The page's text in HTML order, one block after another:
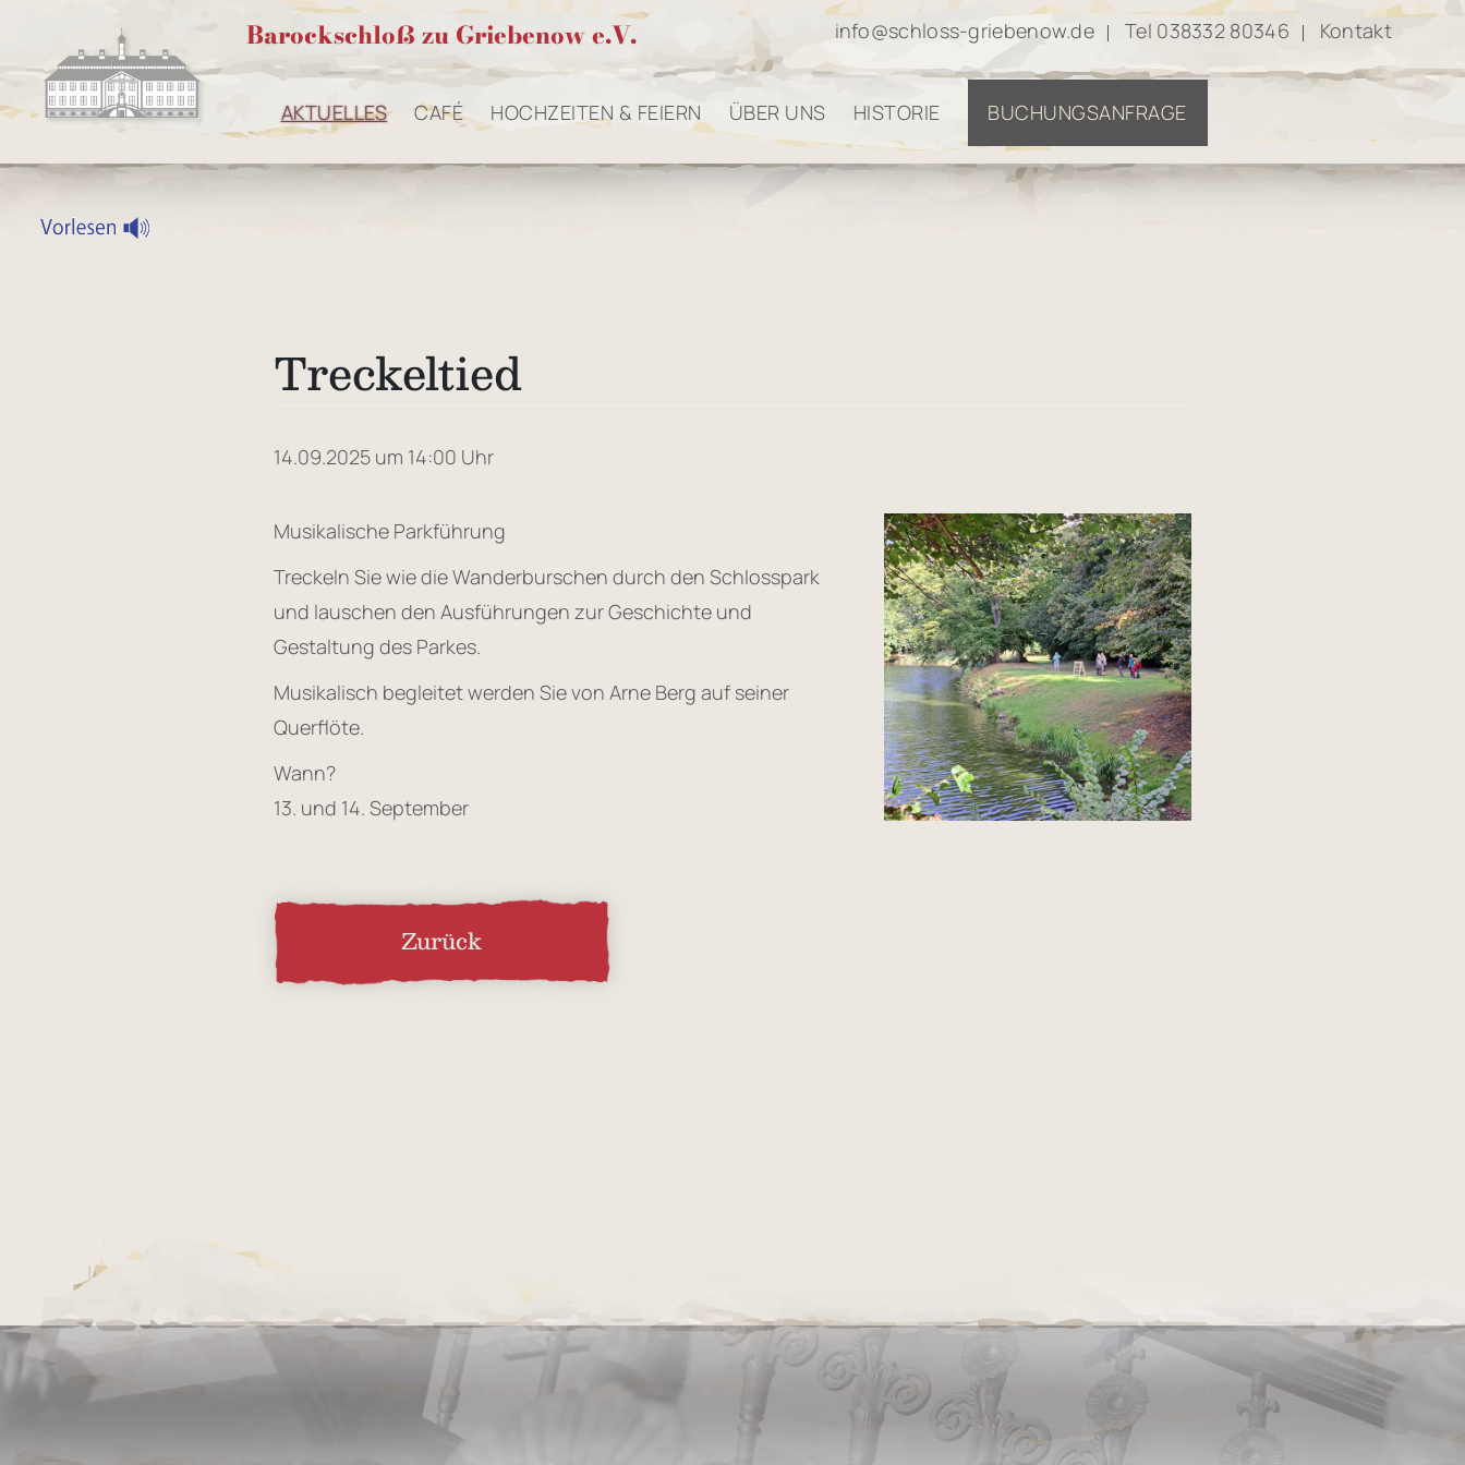
Barockschloß zu Griebenow e.V. info@schloss-griebenow.de Tel 038332 80346 Kontakt
AKTUELLES CAFÉ HOCHZEITEN & FEIERN ÜBER UNS HISTORIE BUCHUNGSANFRAGE
Treckeltied
14.09.2025 um 14:00 Uhr
Musikalische Parkführung
Treckeln Sie wie die Wanderburschen durch den Schlosspark
und lauschen den Ausführungen zur Geschichte und
Gestaltung des Parkes.
Musikalisch begleitet werden Sie von Arne Berg auf seiner
Querflöte.
Wann?
13. und 14. September
Zurück